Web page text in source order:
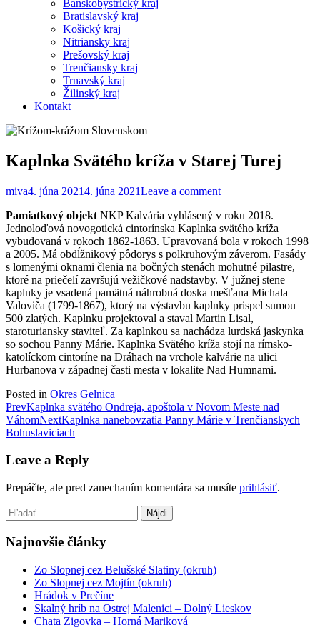
Banskobystrický kraj
Bratislavský kraj
Košický kraj
Nitriansky kraj
Prešovský kraj
Trenčiansky kraj
Trnavský kraj
Žilinský kraj
Kontakt
Kaplnka Svätého kríža v Starej Turej
miva4. júna 20214. júna 2021Leave a comment
Pamiatkový objekt NKP Kalvária vyhlásený v roku 2018.
Jednoloďová novogotická cintorínska Kaplnka svätého kríža
vybudovaná v rokoch 1862-1863. Upravovaná bola v rokoch 1998
a 2005. Má obdĺžnikový pôdorys s polkruhovým záverom. Fasády
s lomenými oknami členia na bočných stenách mohutné pilastre,
ktoré na priečelí završujú vežičkové nadstavby. V južnej stene
kaplnky je vsadená pamätná náhrobná doska mešťana Michala
Valoviča (1799-1867), ktorý na výstavbu kaplnky prispel sumou
500 zlatých. Kaplnku projektoval a staval Martin Lisal,
staroturiansky staviteľ. Za kaplnkou sa nachádza lurdská jaskynka
so sochou Panny Márie. Kaplnka Svätého kríža stojí na rímsko-
katolíckom cintoríne na Dráhach na vrchole kalvárie na ulici
Hurbanova v západnej časti mesta v lokalite Nad Humnami.
Posted in Okres Gelnica
Post
navigation
PrevKaplnka svätého Ondreja, apoštola v Novom Meste nad
VáhomNextKaplnka nanebovzatia Panny Márie v Trenčianskych
Bohuslaviciach
Leave a Reply
Prepáčte, ale pred zanechaním komentára sa musíte prihlásiť.
Hľadať:
Najnovšie články
Zo Slopnej cez Belušské Slatiny (okruh)
Zo Slopnej cez Mojtín (okruh)
Hrádok v Prečíne
Skalný hríb na Ostrej Malenici – Dolný Lieskov
Chata Zigovka – Horná Mariková